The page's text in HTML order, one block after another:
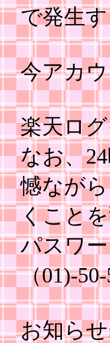
で発生
今アカ
楽天ロ
なお、
憾なが
くこと
パスワ
（01)-
お知ら